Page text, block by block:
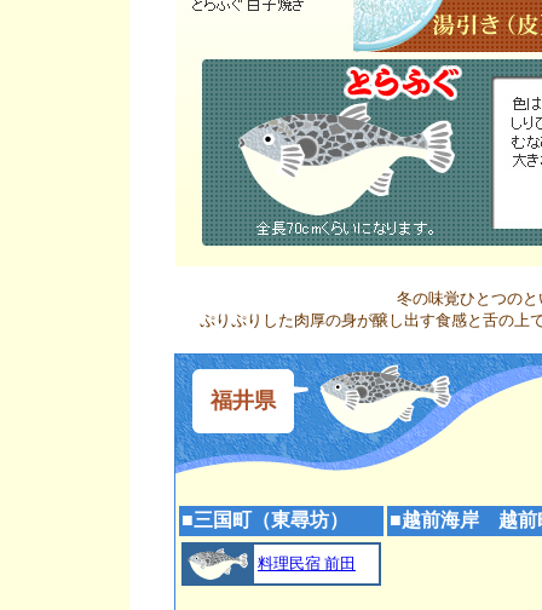
冬の味覚ひとつの
ぷりぷりした肉厚の身が醸し出す食感と舌の上
福井県
■三国町（東尋坊） ■越前海岸 越前
料理民宿 前田